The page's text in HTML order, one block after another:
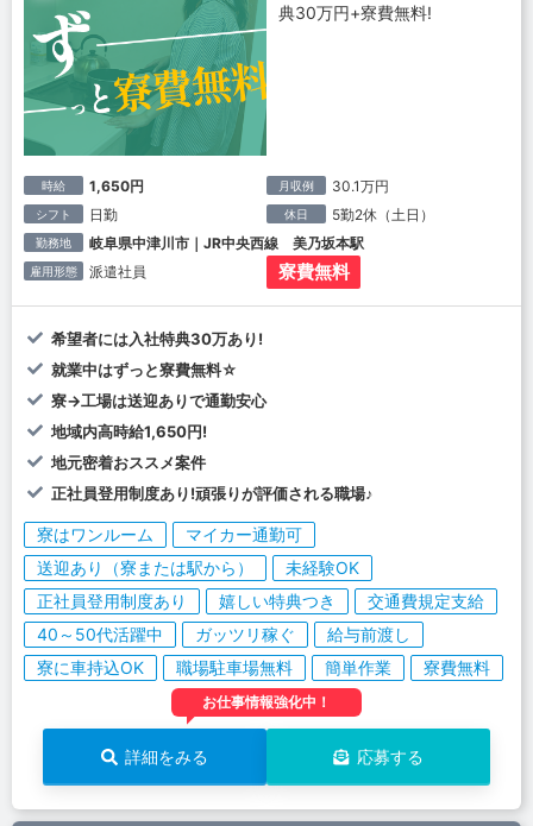
典30万円+寮費無料!
時給 1,650円 月収例 30.1万円
シフト 日勤 休日 5勤2休（土日）
勤務地 岐阜県中津川市｜JR中央西線 美乃坂本駅
雇用形態 派遣社員 寮費無料
希望者には入社特典30万あり!
就業中はずっと寮費無料☆
寮→工場は送迎ありで通勤安心
地域内高時給1,650円!
地元密着おススメ案件
正社員登用制度あり!頑張りが評価される職場♪
寮はワンルーム
マイカー通勤可
送迎あり（寮または駅から）
未経験OK
正社員登用制度あり
嬉しい特典つき
交通費規定支給
40～50代活躍中
ガッツリ稼ぐ
給与前渡し
寮に車持込OK
職場駐車場無料 簡単作業 寮費無料
お仕事情報強化中！
詳細をみる 応募する